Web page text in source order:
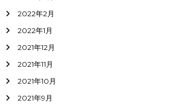
2022年2月
2022年1月
2021年12月
2021年11月
2021年10月
2021年9月